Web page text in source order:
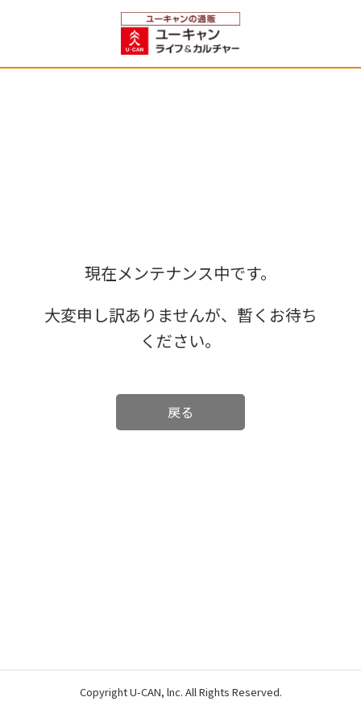
現在メンテナンス中です。
大変申し訳ありませんが、暫くお待ち
ください。
戻る
Copyright U-CAN, lnc. All Rights Reserved.